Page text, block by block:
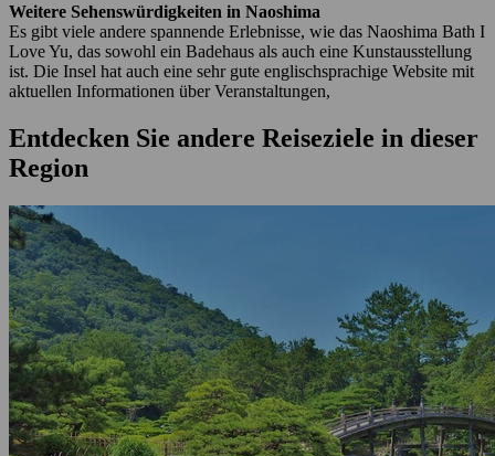
Weitere Sehenswürdigkeiten in Naoshima
Es gibt viele andere spannende Erlebnisse, wie das Naoshima Bath I
Love Yu, das sowohl ein Badehaus als auch eine Kunstausstellung
ist. Die Insel hat auch eine sehr gute englischsprachige Website mit
aktuellen Informationen über Veranstaltungen,
Entdecken Sie andere Reiseziele in dieser
Region